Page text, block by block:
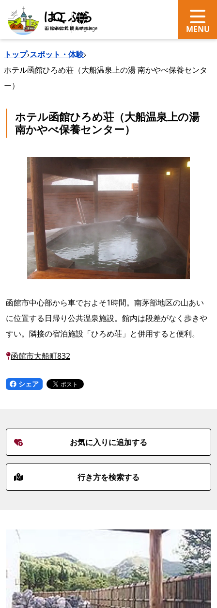
search Language
トップ›スポット・体験›
ホテル函館ひろめ荘（大船温泉上の湯 南かやべ保養センタ
ー）
ホテル函館ひろめ荘（大船温泉上の湯
南かやべ保養センター）
函館市中心部から車でおよそ1時間。南茅部地区の山あい
に位置する日帰り公共温泉施設。館内は段差がなく歩きや
すい。隣接の宿泊施設「ひろめ荘」と併用すると便利。
函館市大船町832
シェア
お気に入りに追加する
行き方を検索する